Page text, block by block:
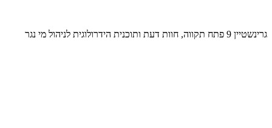
גרינשטיין 9 פתח תקווה, חוות דעת ותוכנית הידרולוגית לניהול מי נגר